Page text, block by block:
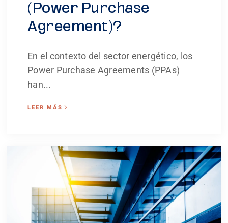
(Power Purchase
Agreement)?
En el contexto del sector energético, los
Power Purchase Agreements (PPAs)
han...
LEER MÁS